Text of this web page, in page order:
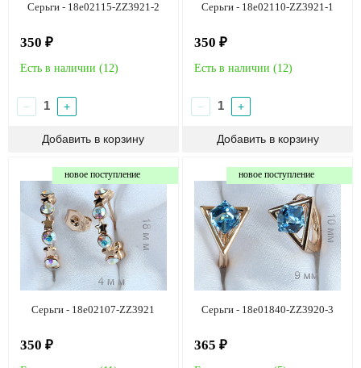
Серьги - 18e02115-ZZ3921-2
350 ₽
Есть в наличии (12)
− +
Серьги - 18e02110-ZZ3921-1
350 ₽
Есть в наличии (12)
− +
новое поступление
Серьги - 18e02107-ZZ3921
350 ₽
новое поступление
Серьги - 18e01840-ZZ3920-3
365 ₽